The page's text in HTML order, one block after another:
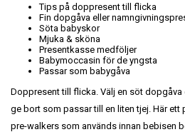
Tips på doppresent till flicka
Fin dopgåva eller
Söta babyskor
Mjuka & sköna
Presentkasse medföljer
Babymoccasin för de yngsta
Passar som babygåva
Doppresent till flicka. Välj en söt
ge bort som passar till en liten tjej. Här ett
pre-walkers som används innan bebisen